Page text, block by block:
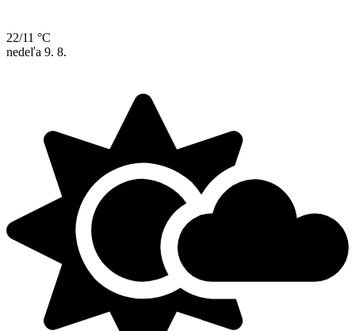
22/11 °C
nedeľa 9. 8.